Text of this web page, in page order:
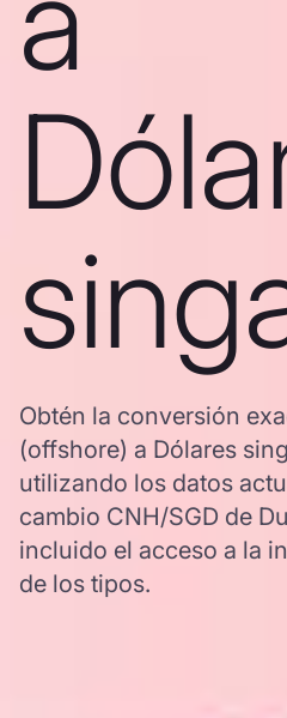
Obtén la conversión
(offshore) a Dólares
utilizando los datos
cambio CNH/SGD de
incluido el acceso a la
de los tipos.